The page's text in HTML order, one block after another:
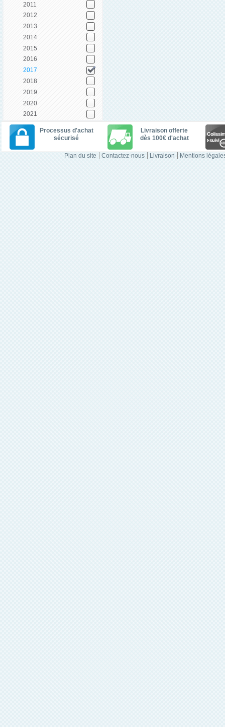
2011
2012
2013
2014
2015
2016
2017
2018
2019
2020
2021
Processus d'achat
sécurisé
Livraison offerte
dès 100€ d'achat
Plan du site Contactez-nous Livraison Mentions